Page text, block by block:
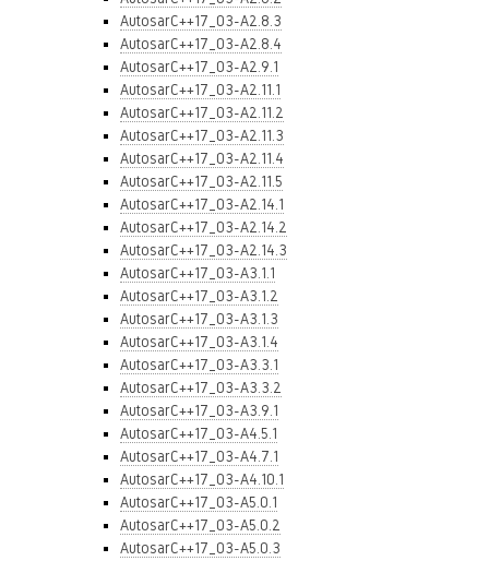
AutosarC++17_03-A2.8.3
AutosarC++17_03-A2.8.4
AutosarC++17_03-A2.9.1
AutosarC++17_03-A2.11.1
AutosarC++17_03-A2.11.2
AutosarC++17_03-A2.11.3
AutosarC++17_03-A2.11.4
AutosarC++17_03-A2.11.5
AutosarC++17_03-A2.14.1
AutosarC++17_03-A2.14.2
AutosarC++17_03-A2.14.3
AutosarC++17_03-A3.1.1
AutosarC++17_03-A3.1.2
AutosarC++17_03-A3.1.3
AutosarC++17_03-A3.1.4
AutosarC++17_03-A3.3.1
AutosarC++17_03-A3.3.2
AutosarC++17_03-A3.9.1
AutosarC++17_03-A4.5.1
AutosarC++17_03-A4.7.1
AutosarC++17_03-A4.10.1
AutosarC++17_03-A5.0.1
AutosarC++17_03-A5.0.2
AutosarC++17_03-A5.0.3